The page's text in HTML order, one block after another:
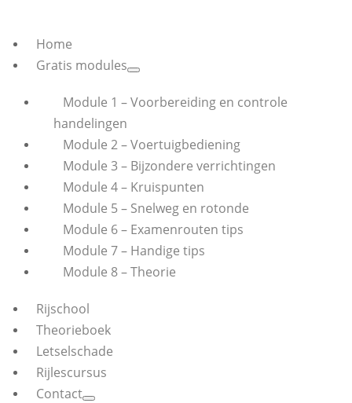
Home
Gratis modules
Module 1 – Voorbereiding en controle
handelingen
Module 2 – Voertuigbediening
Module 3 – Bijzondere verrichtingen
Module 4 – Kruispunten
Module 5 – Snelweg en rotonde
Module 6 – Examenrouten tips
Module 7 – Handige tips
Module 8 – Theorie
Rijschool
Theorieboek
Letselschade
Rijlescursus
Contact